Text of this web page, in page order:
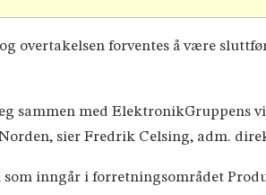
overtakelsen forventes å være
sammen med ElektronikGruppens
sier Fredrik Celsing, adm.
inngår i forretningsområdet